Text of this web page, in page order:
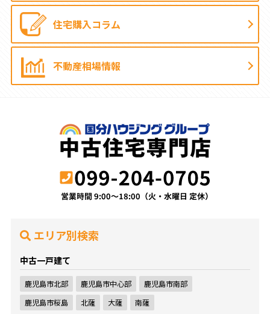
住宅購入コラム
不動産相場情報
エリア別検索
中古一戸建て
鹿児島市北部 鹿児島市中心部
鹿児島市南部
鹿児島市桜島
北薩 大薩 南薩